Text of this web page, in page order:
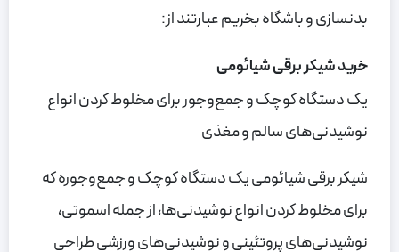
بدنسازی و باشگاه بخریم عبارتند از:
خرید شیکر برقی شیائومی
یک دستگاه کوچک و جمع‌وجور برای مخلوط کردن انواع
نوشیدنی‌های سالم و مغذی
شیکر برقی شیائومی یک دستگاه کوچک و جمع‌وجوره که
برای مخلوط کردن انواع نوشیدنی‌ها، از جمله اسموتی،
نوشیدنی‌های پروتئینی و نوشیدنی‌های ورزشی طراحی